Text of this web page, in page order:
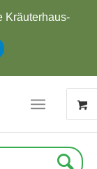
Kräuterhaus-
Suche